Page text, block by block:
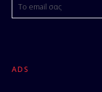
ADS